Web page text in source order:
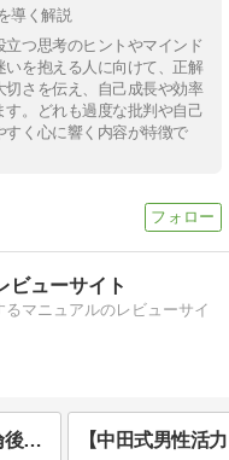
導く解説
つ思考のヒントやマインド
を抱える人に向けて、正解
さを伝え、自己成長や効率
。どれも過度な批判や自己
すく心に響く内容が特徴で
ビューサイト
マニュアルのレビューサイ
【４８組の事例が教えてくれた不倫後の再構築】やり直せる夫婦の特徴